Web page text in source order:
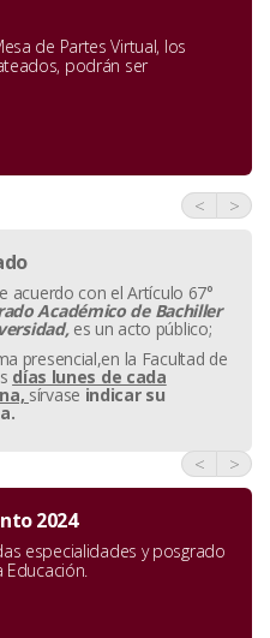
de Partes Virtual, los
podrán ser
< >
acuerdo con el Artículo 67°
Académico de Bachiller
es un acto público;
presencial,en la Facultad de
días lunes de cada
sírvase indicar su
< >
2024
especialidades y posgrado
Educación.